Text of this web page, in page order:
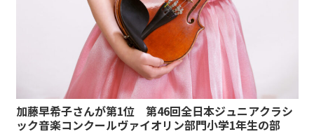
加藤早希子さんが第1位 第46回全日本ジュニアクラシ
ック音楽コンクールヴァイオリン部門小学1年生の部